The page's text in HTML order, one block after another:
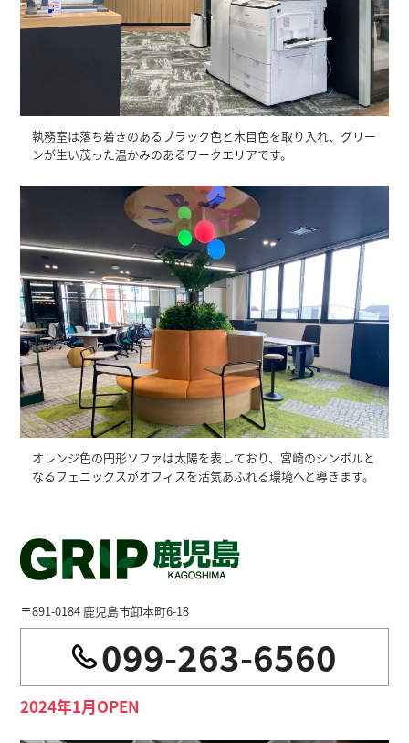
執務室は落ち着きのあるブラック色と木目色を取り入れ、グリー
ンが生い茂った温かみのあるワークエリアです。
オレンジ色の円形ソファは太陽を表しており、宮崎のシンボルと
なるフェニックスがオフィスを活気あふれる環境へと導きます。
〒891-0184 鹿児島市卸本町6-18
099-263-6560
2024年1月OPEN